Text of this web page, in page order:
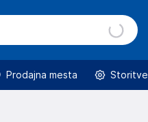
Prodajna mesta Storitve